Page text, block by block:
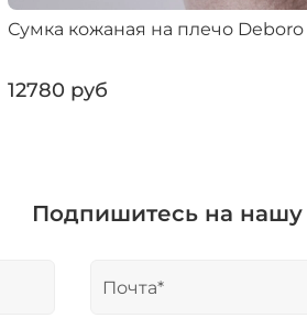
Сумка кожаная на плечо Deboro
12780 руб
Подпишитесь на нашу